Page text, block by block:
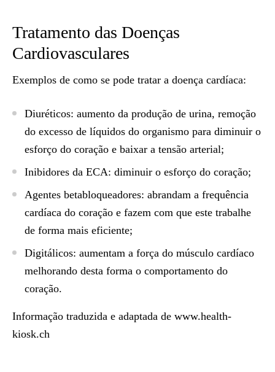
Tratamento das Doenças
Cardiovasculares
Exemplos de como se pode tratar a doença cardíaca:
Diuréticos: aumento da produção de urina, remoção
do excesso de líquidos do organismo para diminuir o
esforço do coração e baixar a tensão arterial;
Inibidores da ECA: diminuir o esforço do coração;
Agentes betabloqueadores: abrandam a frequência
cardíaca do coração e fazem com que este trabalhe
de forma mais eficiente;
Digitálicos: aumentam a força do músculo cardíaco
melhorando desta forma o comportamento do
coração.
Informação traduzida e adaptada de www.health-
kiosk.ch